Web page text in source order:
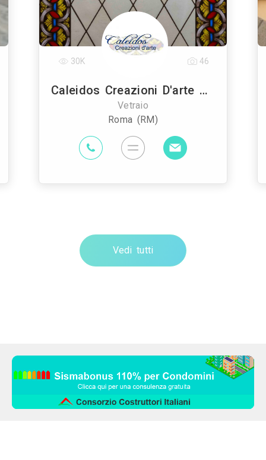
Caleidos Creazioni D'arte Snc
Vetraio
Roma (RM)
30K 46
Vedi tutti